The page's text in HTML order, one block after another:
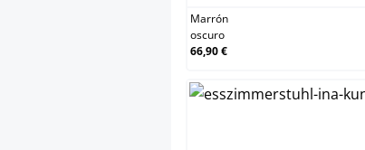
Marrón
oscuro
66,90 €